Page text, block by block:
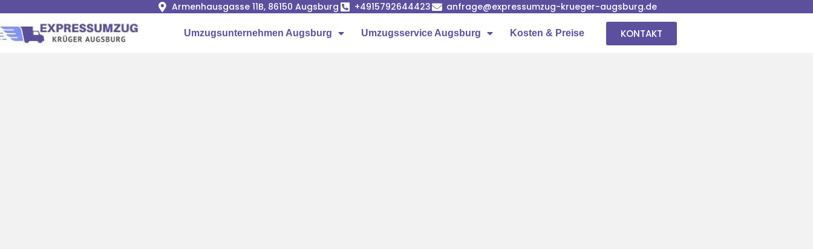
Armenhausgasse 11B, 86150 Augsburg +4915792644423 anfrage@expressumzug-krueger-augsburg.de
Umzugsunternehmen Augsburg Umzugsservice Augsburg Kosten & Preise KONTAKT